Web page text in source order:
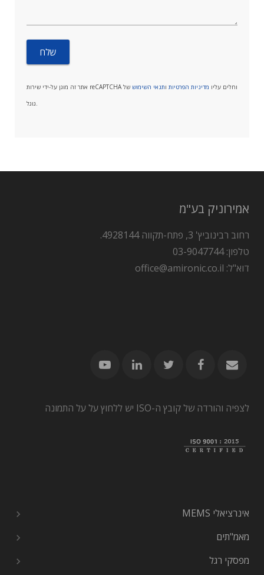
אתר זה מוגן על-ידי שירות reCAPTCHA וחלים עליו מדיניות הפרטיות ותנאי השימוש של
גוגל.
אמירוניק בע"מ
רחוב רבינוביץ' 3, פתח-תקווה 4928144.
טלפון: 03-9047744
דוא"ל: office@amironic.co.il
לצפיה והורדה של קובץ ה-ISO יש ללחוץ על על התמונה
אינרציאלי MEMS
מאמ"תים
מפסקי רגל